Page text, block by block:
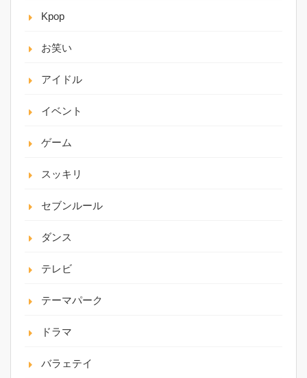
Kpop
お笑い
アイドル
イベント
ゲーム
スッキリ
セブンルール
ダンス
テレビ
テーマパーク
ドラマ
バラェテイ